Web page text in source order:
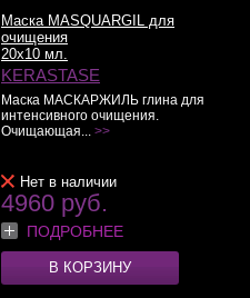
Маска MASQUARGIL для
очищения
20x10 мл.
KERASTASE
Маска МАСКАРЖИЛЬ глина для
интенсивного очищения.
Очищающая... >>
Нет в наличии
4960 руб.
ПОДРОБНЕЕ
В КОРЗИНУ